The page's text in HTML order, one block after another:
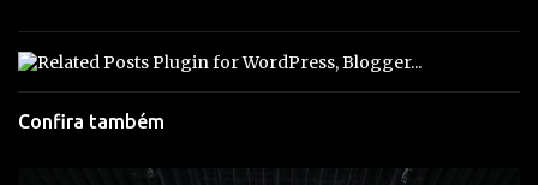
Confira também